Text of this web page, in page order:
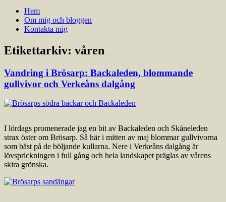
Hem
Om mig och bloggen
Kontakta mig
Etikettarkiv: våren
Vandring i Brösarp: Backaleden, blommande
gullvivor och Verkeåns dalgång
I lördags promenerade jag en bit av Backaleden och Skåneleden
strax öster om Brösarp. Så här i mitten av maj blommar gullvivorna
som bäst på de böljande kullarna. Nere i Verkeåns dalgång är
lövsprickningen i full gång och hela landskapet präglas av vårens
skira grönska.